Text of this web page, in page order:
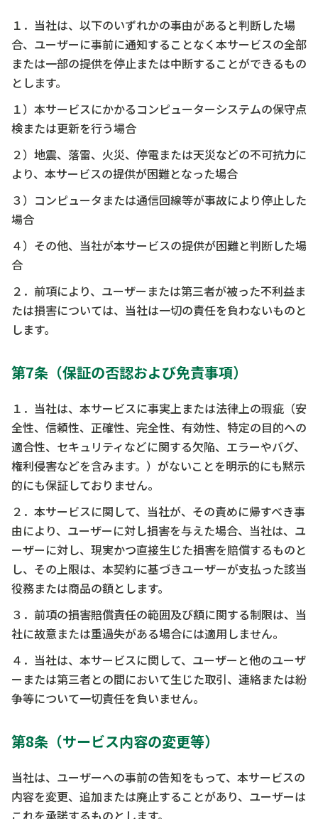
１．当社は、以下のいずれかの事由があると判断した場
合、ユーザーに事前に通知することなく本サービスの全部
または一部の提供を停止または中断することができるもの
とします。
１）本サービスにかかるコンピューターシステムの保守点
検または更新を行う場合
２）地震、落雷、火災、停電または天災などの不可抗力に
より、本サービスの提供が困難となった場合
３）コンピュータまたは通信回線等が事故により停止した
場合
４）その他、当社が本サービスの提供が困難と判断した場
合
２．前項により、ユーザーまたは第三者が被った不利益ま
たは損害については、当社は一切の責任を負わないものと
します。
第7条（保証の否認および免責事項）
１．当社は、本サービスに事実上または法律上の瑕疵（安
全性、信頼性、正確性、完全性、有効性、特定の目的への
適合性、セキュリティなどに関する欠陥、エラーやバグ、
権利侵害などを含みます。）がないことを明示的にも黙示
的にも保証しておりません。
２．本サービスに関して、当社が、その責めに帰すべき事
由により、ユーザーに対し損害を与えた場合、当社は、ユ
ーザーに対し、現実かつ直接生じた損害を賠償するものと
し、その上限は、本契約に基づきユーザーが支払った該当
役務または商品の額とします。
３．前項の損害賠償責任の範囲及び額に関する制限は、当
社に故意または重過失がある場合には適用しません。
４．当社は、本サービスに関して、ユーザーと他のユーザ
ーまたは第三者との間において生じた取引、連絡または紛
争等について一切責任を負いません。
第8条（サービス内容の変更等）
当社は、ユーザーへの事前の告知をもって、本サービスの
内容を変更、追加または廃止することがあり、ユーザーは
これを承諾するものとします。